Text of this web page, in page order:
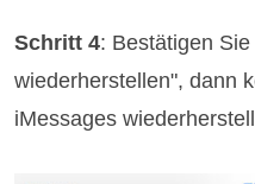
Schritt 4: Bestätigen
wiederherstellen", dann
iMessages